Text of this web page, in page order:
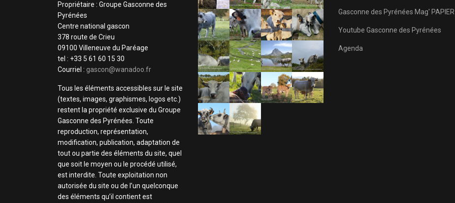
Propriétaire : Groupe Gasconne des
Pyrénées
Centre national gascon
378 route de Crieu
09100 Villeneuve du Paréage
tel : +33 5 61 60 15 30
Courriel : gascon@wanadoo.fr
Tous les éléments accessibles sur le site
(textes, images, graphismes, logos etc.)
restent la propriété exclusive du Groupe
Gasconne des Pyrénées. Toute
reproduction, représentation,
modification, publication, adaptation de
tout ou partie des éléments du site, quel
que soit le moyen ou le procédé utilisé,
est interdite. Toute exploitation non
autorisée du site ou de l’un quelconque
des éléments qu’il contient est
Gasconne des Pyrénées Mag' PAPIER
Youtube Gasconne des Pyrénées
Agenda